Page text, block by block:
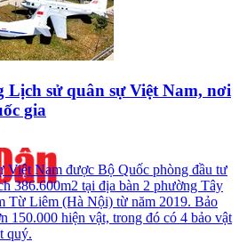
Lịch sử quân sự Việt Nam, nơi
gia
Việt Nam được Bộ Quốc phòng đầu tư
386.600m2 tại địa bàn 2 phường Tây
Từ Liêm (Hà Nội) từ năm 2019. Bảo
150.000 hiện vật, trong đó có 4 bảo vật
quý.